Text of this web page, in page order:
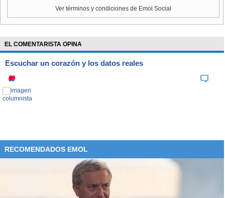
Ver términos y condiciones de Emol Social
EL COMENTARISTA OPINA
Escuchar un corazón y los datos reales
RECOMENDADOS EMOL